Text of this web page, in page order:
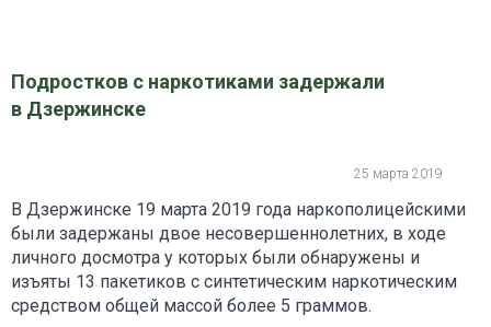
Подростков с наркотиками задержали
в Дзержинске
25 марта 2019
В Дзержинске 19 марта 2019 года наркополицейскими
были задержаны двое несовершеннолетних, в ходе
личного досмотра у которых были обнаружены и
изъяты 13 пакетиков с синтетическим наркотическим
средством общей массой более 5 граммов.